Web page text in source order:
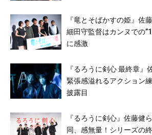
『竜とそばかすの姫』佐
細田守監督はカンヌでの
に感激
『るろうに剣心 最終章』
緊張感溢れるアクション
披露目
『るろうに剣心』佐藤健
同、感無量！シリーズの